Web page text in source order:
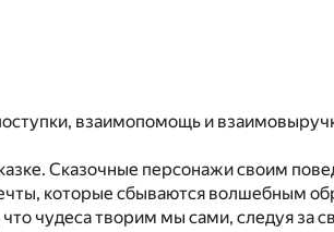
взаимопомощь и
Сказочные персонажи своим
которые сбываются волшебным
чудеса творим мы сами, следуя за